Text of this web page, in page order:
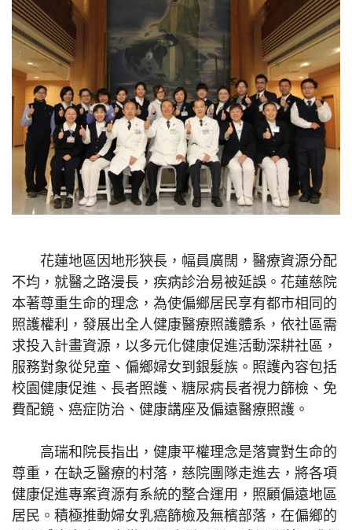
花蓮地區因地形狹長，幅員廣闊，醫療資源分配
不均，就醫之路漫長，疾病診治易被延誤。花蓮慈院
本著尊重生命的理念，為使偏鄉居民享有都市相同的
照護權利，發展出全人健康醫療照護體系，依社區需
求投入計畫資源，以多元化健康促進活動深耕社區，
服務對象從兒童、偏鄉婦女到銀髮族。照護內容包括
校園健康促進、長者照護、糖尿病長者視力篩檢、免
費配鏡、癌症防治、健康講座及偏遠醫療照護。
高瑞和院長指出，健康平權理念是落實對生命的
尊重，在缺乏醫療的村落，慈院團隊走進去，將各項
健康促進專案資源有系統的整合運用，照顧偏遠地區
居民。積極推動婦女乳癌篩檢及無檳部落，在偏鄉的